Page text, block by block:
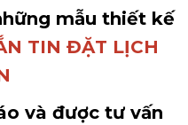
mẫu thiết kế
TIN ĐẶT LỊCH
và được tư vấn